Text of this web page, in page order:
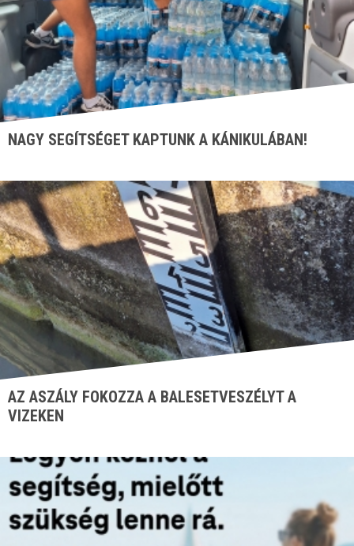
NAGY SEGÍTSÉGET KAPTUNK A KÁNIKULÁBAN!
AZ ASZÁLY FOKOZZA A BALESETVESZÉLYT A
VIZEKEN